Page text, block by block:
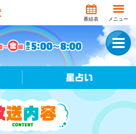
番組表 メニュー
星占い